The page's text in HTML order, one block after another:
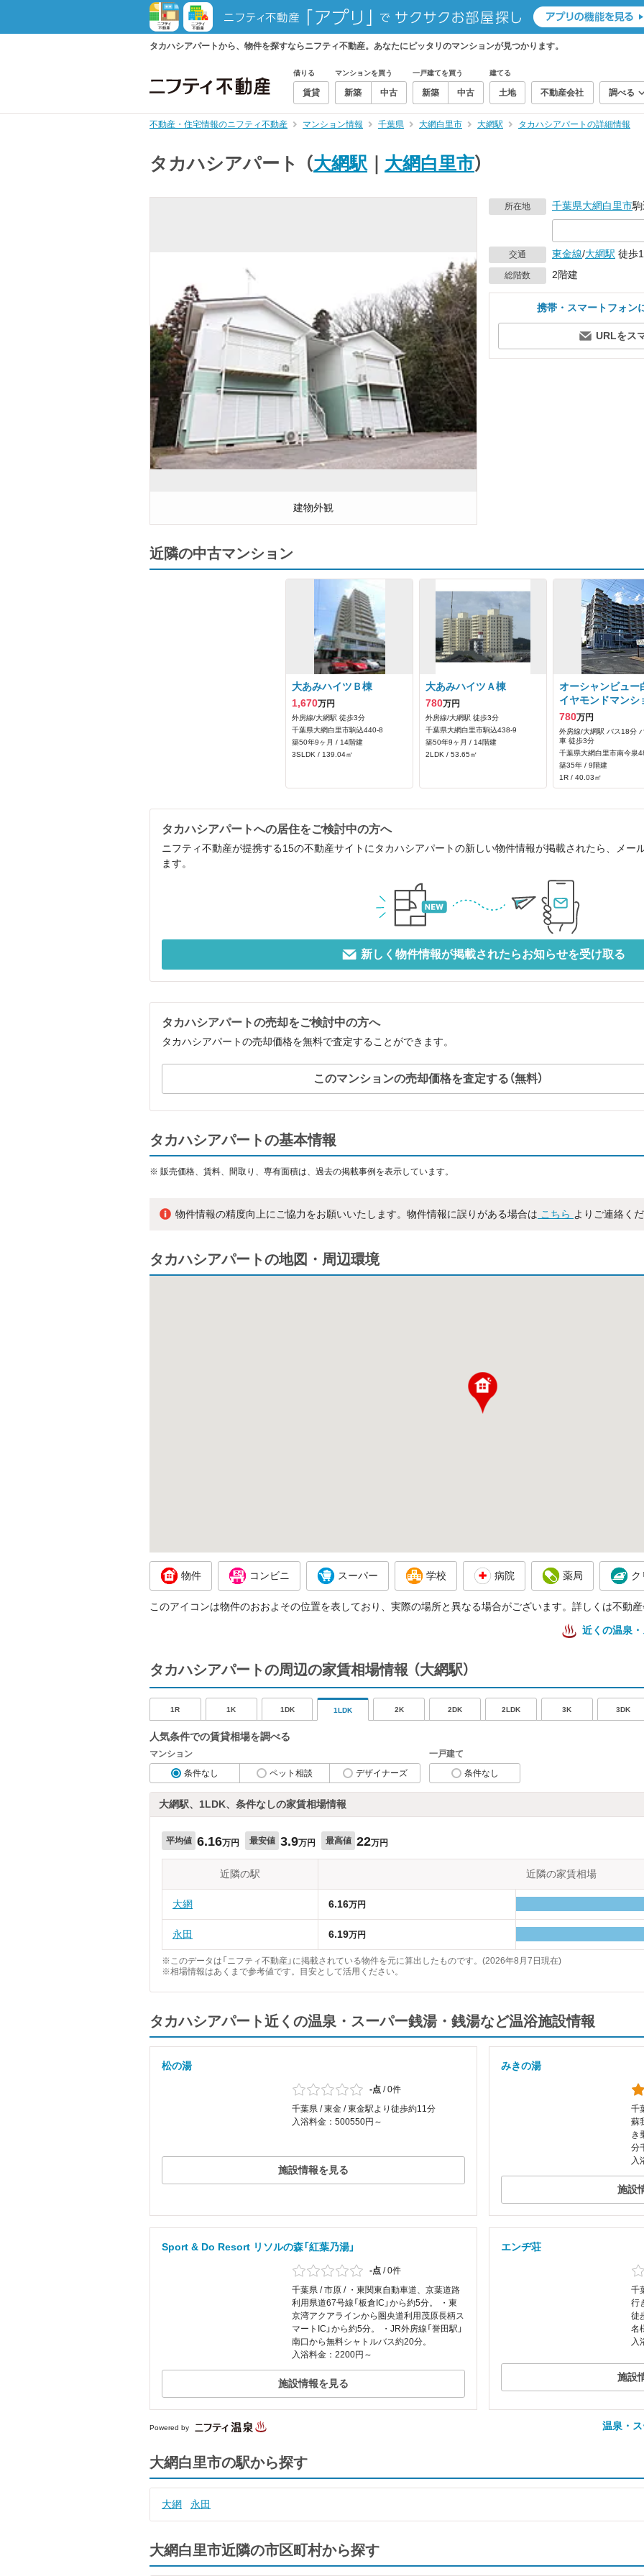
タカハシアパートから、物件を探すならニフティ不動産。あなたにピッタリのマンションが見つかります。
借りる
賃貸
マンションを買う
新築 中古
一戸建てを買う
新築 中古
建てる
土地 不動産会社 調べる
不動産・住宅情報のニフティ不動産 マンション情報 千葉県 大網白里市 大網駅 タカハシアパートの詳細情報
タカハシアパート （大網駅 大網白里市）
建物外観
所在地 千葉県大網白里市
交通 東金線/大網駅 徒歩
総階数 2階建
携帯・スマートフォン
URLをス
近隣の中古マンション
大あみハイツＢ棟
1,670万円
外房線/大網駅 徒歩3分
千葉県大網白里市駒込440‐8
築50年9ヶ月 / 14階建
3SLDK / 139.04㎡
大あみハイツＡ棟
780万円
外房線/大網駅 徒歩3分
千葉県大網白里市駒込438‐9
築50年9ヶ月 / 14階建
2LDK / 53.65㎡
オーシャンビュー
イヤモンドマンシ
780万円
外房線/大網駅 バス18分
車 徒歩3分
千葉県大網白里市南今泉
築35年 / 9階建
1R / 40.03㎡
タカハシアパートへの居住をご検討中の方へ
ニフティ不動産が提携する15の不動産サイトにタカハシアパートの新しい物件情報が掲載されたら、メー
ます。
新しく物件情報が掲載されたらお知らせを受け取る
タカハシアパートの売却をご検討中の方へ
タカハシアパートの売却価格を無料で査定することができます。
このマンションの売却価格を査定する（無料）
タカハシアパートの基本情報
※ 販売価格、賃料、間取り、専有面積は、過去の掲載事例を表示しています。
物件情報の精度向上にご協力をお願いいたします。物件情報に誤りがある場合は こちら よりご連絡く
タカハシアパートの地図・周辺環境
物件 コンビニ スーパー 学校 病院 薬局 ク
このアイコンは物件のおおよその位置を表しており、実際の場所と異なる場合がございます。詳しくは不動
近くの温泉
タカハシアパートの周辺の家賃相場情報 （大網駅）
1R 1K 1DK 1LDK 2K 2DK 2LDK 3K 3DK
人気条件での賃貸相場を調べる
マンション
条件なし
ペット相談 デザイナーズ
一戸建て
条件なし
大網駅、1LDK、条件なしの家賃相場情報
平均値 6.16万円 最安値 3.9万円 最高値 22万円
近隣の駅 近隣の家賃相場
大網 6.16万円
永田 6.19万円
※このデータは「ニフティ不動産」に掲載されている物件を元に算出したものです。(2026年8月7日現在)
※相場情報はあくまで参考値です。目安として活用ください。
タカハシアパート近くの温泉・スーパー銭湯・銭湯など温浴施設情報
松の湯
-点 /0件
千葉県 / 東金 / 東金駅より徒歩約11分
入浴料金：500550円～
施設情報を見る
みきの湯
千
蘇
き
分
入
施設
Sport & Do Resort リソルの森「紅葉乃湯」
-点 /0件
千葉県 / 市原 / ・東関東自動車道、京葉道路
利用県道67号線「板倉IC」から約5分。 ・東
京湾アクアラインから圏央道利用茂原長柄ス
マートIC」から約5分。 ・JR外房線「誉田駅」
南口から無料シャトルバス約20分。
入浴料金：2200円～
施設情報を見る
エンヂ荘
千
行
徒
名
入
施設
Powered by 温泉・
大網白里市の駅から探す
大網 永田
大網白里市近隣の市区町村から探す